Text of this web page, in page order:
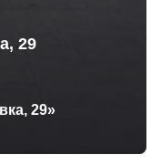
29
29»